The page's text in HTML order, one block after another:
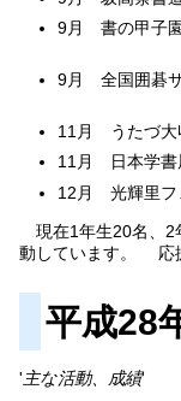
9月 書の
9月 全国囲碁
11月 うたづ大
11月 日本学書
12月 光輝里フ
現在1年生20名、2
動しています。 応
平成28
' 主な活動、成績'